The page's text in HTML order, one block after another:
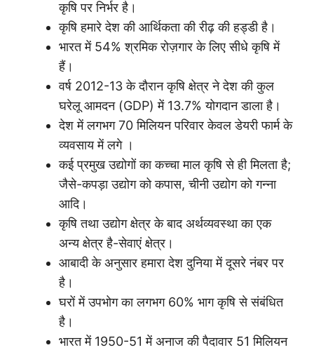
कृषि पर निर्भर है।
कृषि हमारे देश की आर्थिकता की रीढ़ की हड्डी है।
भारत में 54% श्रमिक रोज़गार के लिए सीधे कृषि में
हैं।
वर्ष 2012-13 के दौरान कृषि क्षेत्र ने देश की कुल
घरेलू आमदन (GDP) में 13.7% योगदान डाला है।
देश में लगभग 70 मिलियन परिवार केवल डेयरी फार्म के
व्यवसाय में लगे ।
कई प्रमुख उद्योगों का कच्चा माल कृषि से ही मिलता है;
जैसे-कपड़ा उद्योग को कपास, चीनी उद्योग को गन्ना
आदि।
कृषि तथा उद्योग क्षेत्र के बाद अर्थव्यवस्था का एक
अन्य क्षेत्र है-सेवाएं क्षेत्र।
आबादी के अनुसार हमारा देश दुनिया में दूसरे नंबर पर
है।
घरों में उपभोग का लगभग 60% भाग कृषि से संबंधित
है।
भारत में 1950-51 में अनाज की पैदावार 51 मिलियन